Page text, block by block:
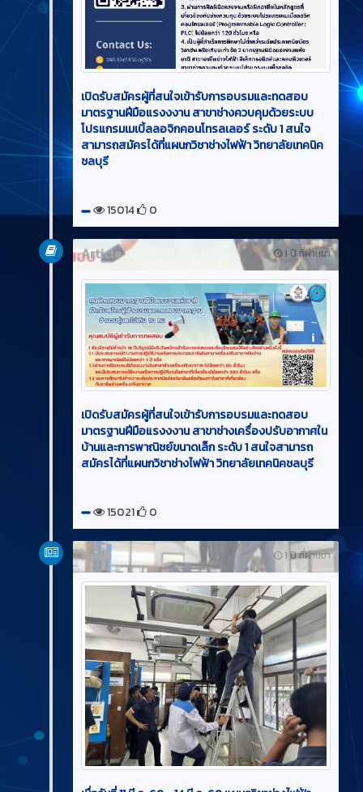
เปิดรับสมัครผู้ที่สนใจเข้ารับการอบรมและทดสอบ
มาตรฐานฝีมือแรงงงาน สาขาช่างควบคุมด้วยระบบ
โปรแกรมเมเบิ้ลลอจิกคอนโทรลเลอร์ ระดับ 1 สนใจ
สามารถสมัครได้ที่แผนกวิชาช่างไฟฟ้า วิทยาลัยเทคนิค
ชลบุรี
15014 0
1 ปี ที่ผ่านมา
Article
เปิดรับสมัครผู้ที่สนใจเข้ารับการอบรมและทดสอบ
มาตรฐานฝีมือแรงงงาน สาขาช่างเครื่องปรับอากาศใน
บ้านและการพาณิชย์ขนาดเล็ก ระดับ 1 สนใจสามารถ
สมัครได้ที่แผนกวิชาช่างไฟฟ้า วิทยาลัยเทคนิคชลบุรี
15021 0
1 ปี ที่ผ่านมา
News